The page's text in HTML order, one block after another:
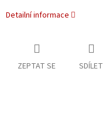
Detailní informace
ZEPTAT SE SDÍLET